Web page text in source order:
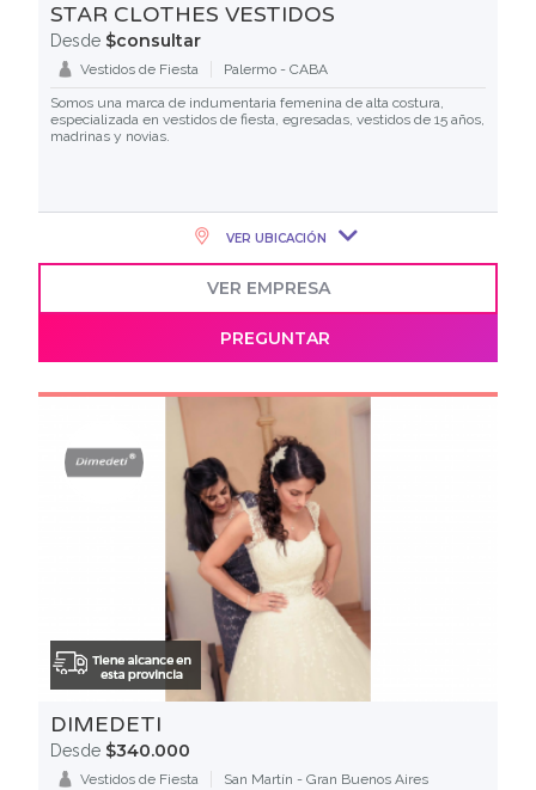
STAR CLOTHES VESTIDOS
Desde $consultar
Vestidos de Fiesta
Palermo - CABA
Somos una marca de indumentaria femenina de alta costura,
especializada en vestidos de fiesta, egresadas, vestidos de 15 años,
madrinas y novias.
VER UBICACIÓN
VER EMPRESA
PREGUNTAR
DIMEDETI
Desde $340.000
Vestidos de Fiesta
San Martín - Gran Buenos Aires